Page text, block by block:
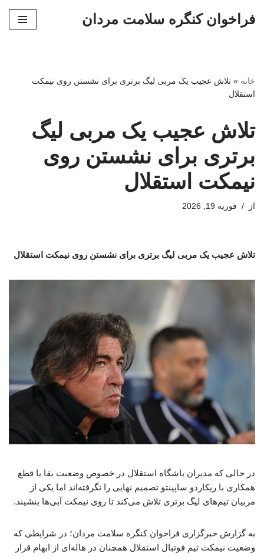
فراخوان کنگره سلامت مردان
خانه » تلاش عجیب یک مربی لیگ برتری برای نشستن روی نیمکت
استقلال
تلاش عجیب یک مربی لیگ
برتری برای نشستن روی
نیمکت استقلال
از فوریه 19, 2026
تلاش عجیب یک مربی لیگ برتری برای نشستن روی نیمکت استقلال
در حالی که مدیران باشگاه استقلال در خصوص وضعیت بقا یا قطع
همکاری با ریکاردو ساپینتو تصمیم نهایی را نگرفته‌اند اما یکی از
مربیان تیم‌های لیگ برتری تلاش می‌کند تا روی نیمکت آبی‌ها بنشیند.
به گزارش خبرگزاری فراخوان کنگره سلامت مردان؛ در شرایطی که
وضعیت نیمکت تیم فوتبال استقلال همچنان در هاله‌ای از ابهام قرار